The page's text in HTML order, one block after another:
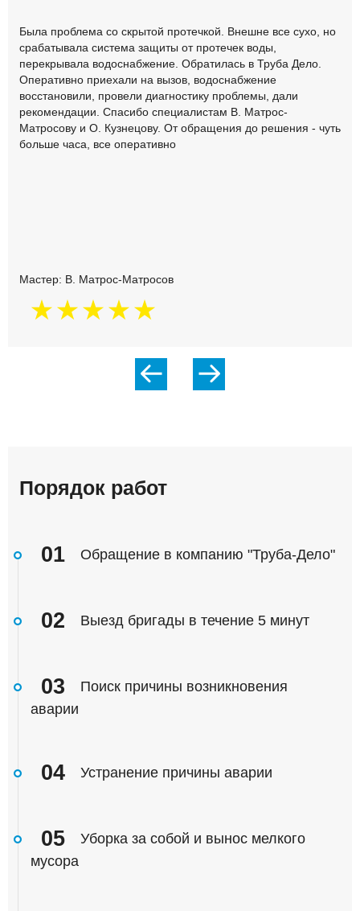
Была проблема со скрытой протечкой. Внешне все сухо, но
срабатывала система защиты от протечек воды,
перекрывала водоснабжение. Обратилась в Труба Дело.
Оперативно приехали на вызов, водоснабжение
восстановили, провели диагностику проблемы, дали
рекомендации. Спасибо специалистам В. Матрос-
Матросову и О. Кузнецову. От обращения до решения - чуть
больше часа, все оперативно
Мастер: В. Матрос-Матросов
Порядок работ
01 Обращение в компанию "Труба-Дело"
02 Выезд бригады в течение 5 минут
03
Поиск причины возникновения
аварии
04 Устранение причины аварии
05
Уборка за собой и вынос мелкого
мусора